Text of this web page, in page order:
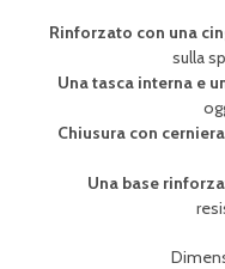
Rinforzato con una
sulla
Una tasca interna e
Chiusura con
Una base